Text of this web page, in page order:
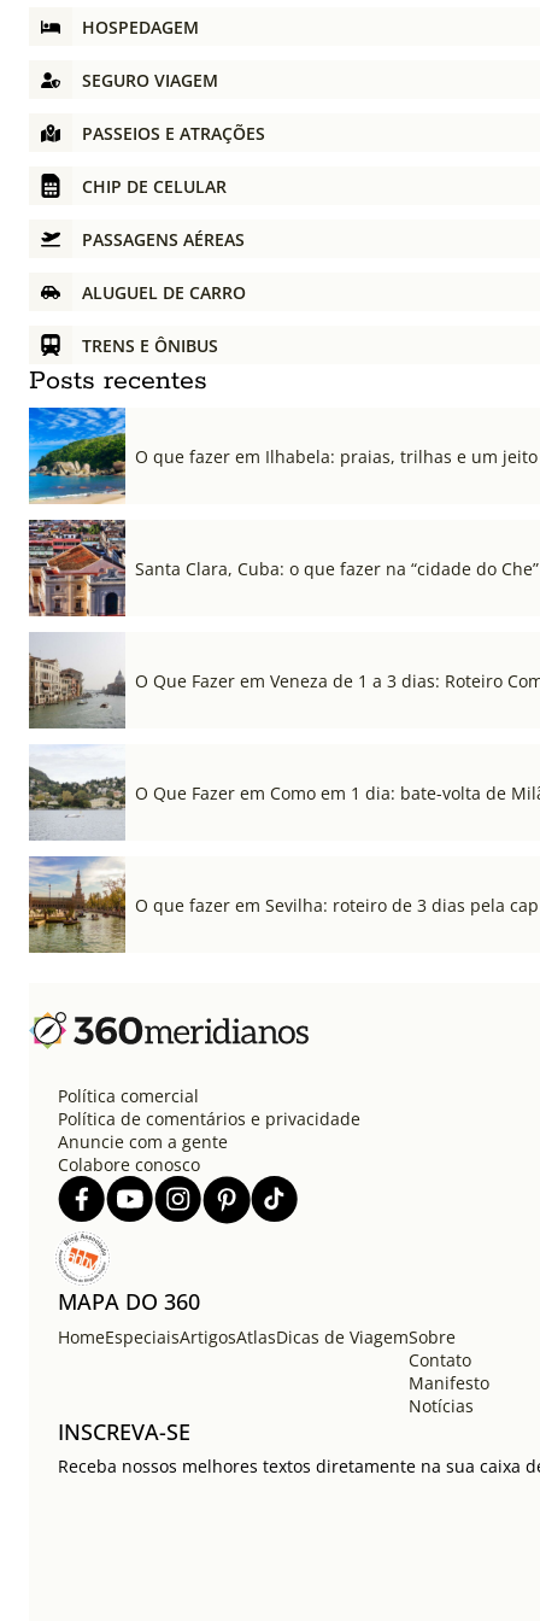
HOSPEDAGEM
SEGURO VIAGEM
PASSEIOS E ATRAÇÕES
CHIP DE CELULAR
PASSAGENS AÉREAS
ALUGUEL DE CARRO
TRENS E ÔNIBUS
Posts recentes
O que fazer em Ilhabela: praias, trilhas e um
Santa Clara, Cuba: o que fazer na “cidade do Che”
O Que Fazer em Veneza de 1 a 3 dias: Roteiro
O Que Fazer em Como em 1 dia: bate-volta de
O que fazer em Sevilha: roteiro de 3 dias pela
Política comercial
Política de comentários e privacidade
Anuncie com a gente
Colabore conosco
MAPA DO 360
HomeEspeciaisArtigosAtlasDicas de ViagemSobre
Contato
Manifesto
Notícias
INSCREVA-SE
Receba nossos melhores textos diretamente na sua caixa